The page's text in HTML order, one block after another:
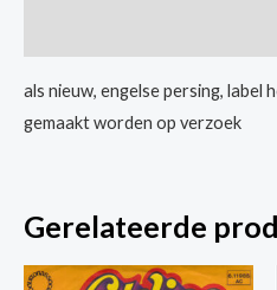
Wonder
Of
als nieuw, engelse persing, label
gemaakt worden op verzoek
Gerelateerde